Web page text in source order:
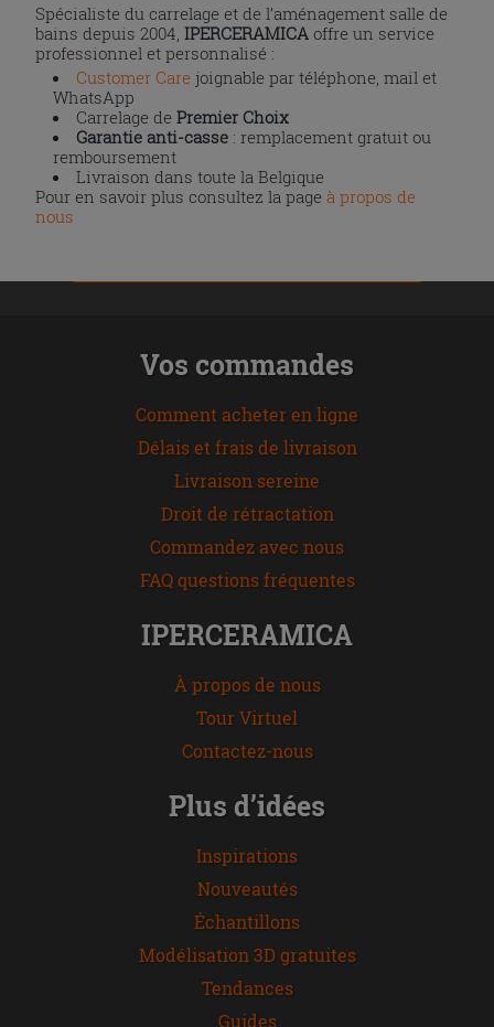
Spécialiste du carrelage et de l’aménagement salle de
bains depuis 2004,IPERCERAMICA offre un service
professionnel et personnalisé :
Customer Care joignable par téléphone, mail et
WhatsApp
Carrelage dePremier Choix
Garantie anti-casse : remplacement gratuit ou
remboursement
Livraison dans toute la Belgique
Pour en savoir plus consultez la page à propos de
nous
Vos commandes
Comment acheter en ligne
Délais et frais de livraison
Livraison sereine
Droit de rétractation
Commandez avec nous
FAQ questions fréquentes
IPERCERAMICA
À propos de nous
Tour Virtuel
Contactez-nous
Plus d’idées
Inspirations
Nouveautés
Échantillons
Modélisation 3D gratuites
Tendances
Guides